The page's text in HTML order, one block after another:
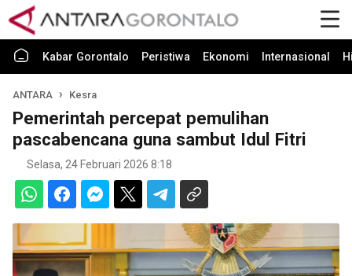
Kabar Gorontalo Peristiwa Ekonomi Internasional
ANTARA Kesra
Pemerintah percepat pemulihan
pascabencana guna sambut Idul Fitri
Selasa, 24 Februari 2026 8:18